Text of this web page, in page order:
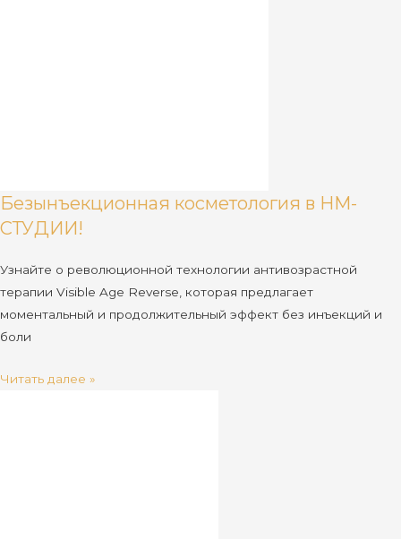
Безынъекционная косметология в НМ-
СТУДИИ!
Узнайте о революционной технологии антивозрастной
терапии Visible Age Reverse, которая предлагает
моментальный и продолжительный эффект без инъекций и
боли
Читать далее »